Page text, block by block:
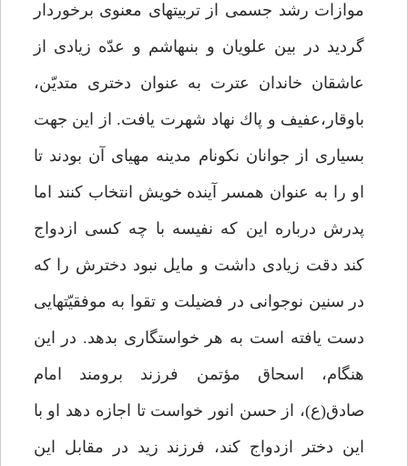
موازات رشد جسمى از تربيت‏هاى معنوى برخوردار
گرديد در بين علويان و بنى‏هاشم و عدّه زيادى از
عاشقان خاندان عترت به عنوان دخترى متديّن،
باوقار،عفيف و پاك نهاد شهرت يافت. از اين جهت
بسيارى از جوانان نكونام مدينه مهياى آن بودند تا
او را به عنوان همسر آينده خويش انتخاب كنند اما
پدرش درباره اين كه نفيسه با چه كسى ازدواج
كند دقت زيادى داشت و مايل نبود دخترش را كه
در سنين نوجوانى در فضيلت و تقوا به موفقيّت‏هايى
دست يافته است به هر خواستگارى بدهد. در اين
هنگام، اسحاق مؤتمن فرزند برومند امام
صادق(ع)، از حسن انور خواست تا اجازه دهد او با
اين دختر ازدواج كند، فرزند زيد در مقابل اين